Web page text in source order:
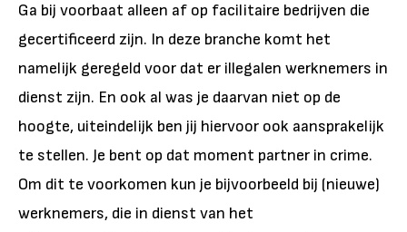
Ga bij voorbaat alleen af op facilitaire bedrijven die
gecertificeerd zijn. In deze branche komt het
namelijk geregeld voor dat er illegalen werknemers in
dienst zijn. En ook al was je daarvan niet op de
hoogte, uiteindelijk ben jij hiervoor ook aansprakelijk
te stellen. Je bent op dat moment partner in crime.
Om dit te voorkomen kun je bijvoorbeeld bij (nieuwe)
werknemers, die in dienst van het